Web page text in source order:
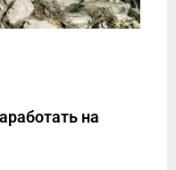
на